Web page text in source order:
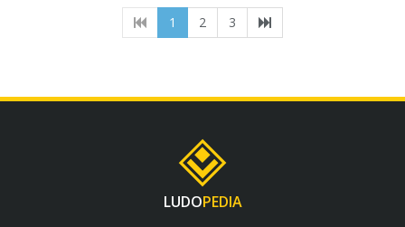
1 (current)
2 3
LUDOPEDIA